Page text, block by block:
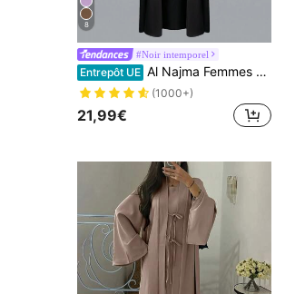
8
#Noir intemporel
Entrepôt UE Al Najma Femmes Manches Lanternes Couleur Unie Style Arabe Vêtements Extérieurs, Abayas Maxi Casual, Pour Utilisation Quotidienne Casual/À La Maison
(1000+)
21,99€